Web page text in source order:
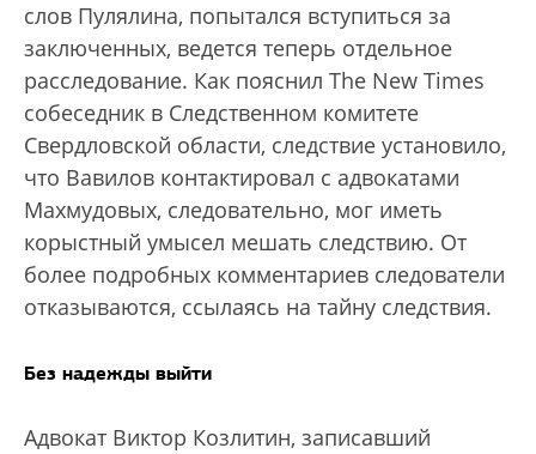
слов Пулялина, попытался вступиться за
заключенных, ведется теперь отдельное
расследование. Как пояснил The New Times
собеседник в Следственном комитете
Свердловской области, следствие установило,
что Вавилов контактировал с адвокатами
Махмудовых, следовательно, мог иметь
корыстный умысел мешать следствию. От
более подробных комментариев следователи
отказываются, ссылаясь на тайну следствия.
Без надежды выйти
Адвокат Виктор Козлитин, записавший